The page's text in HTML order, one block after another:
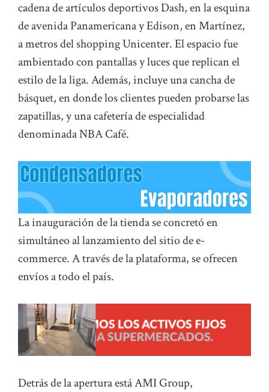
cadena de artículos deportivos Dash, en la esquina
de avenida Panamericana y Edison, en Martínez,
a metros del shopping Unicenter. El espacio fue
ambientado con pantallas y luces que replican el
estilo de la liga. Además, incluye una cancha de
básquet, en donde los clientes pueden probarse las
zapatillas, y una cafetería de especialidad
denominada NBA Café.
La inauguración de la tienda se concretó en
simultáneo al lanzamiento del sitio de e-
commerce. A través de la plataforma, se ofrecen
envíos a todo el país.
Detrás de la apertura está AMI Group,